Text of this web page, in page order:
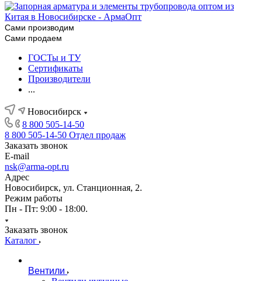
Сами производим
Сами продаем
ГОСТы и ТУ
Сертификаты
Производители
...
Новосибирск
8 800 505-14-50
8 800 505-14-50 Отдел продаж
Заказать звонок
E-mail
nsk@arma-opt.ru
Адрес
Новосибирск, ул. Станционная, 2.
Режим работы
Пн - Пт: 9:00 - 18:00.
Заказать звонок
Каталог
Вентили